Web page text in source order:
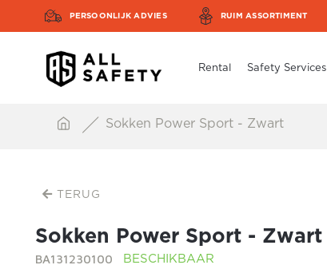
PERSOONLIJK ADVIES RUIM ASSORTIMENT
Rental Safety Services
Sokken Power Sport - Zwart
TERUG
Sokken Power Sport - Zwart
BA131230100 BESCHIKBAAR